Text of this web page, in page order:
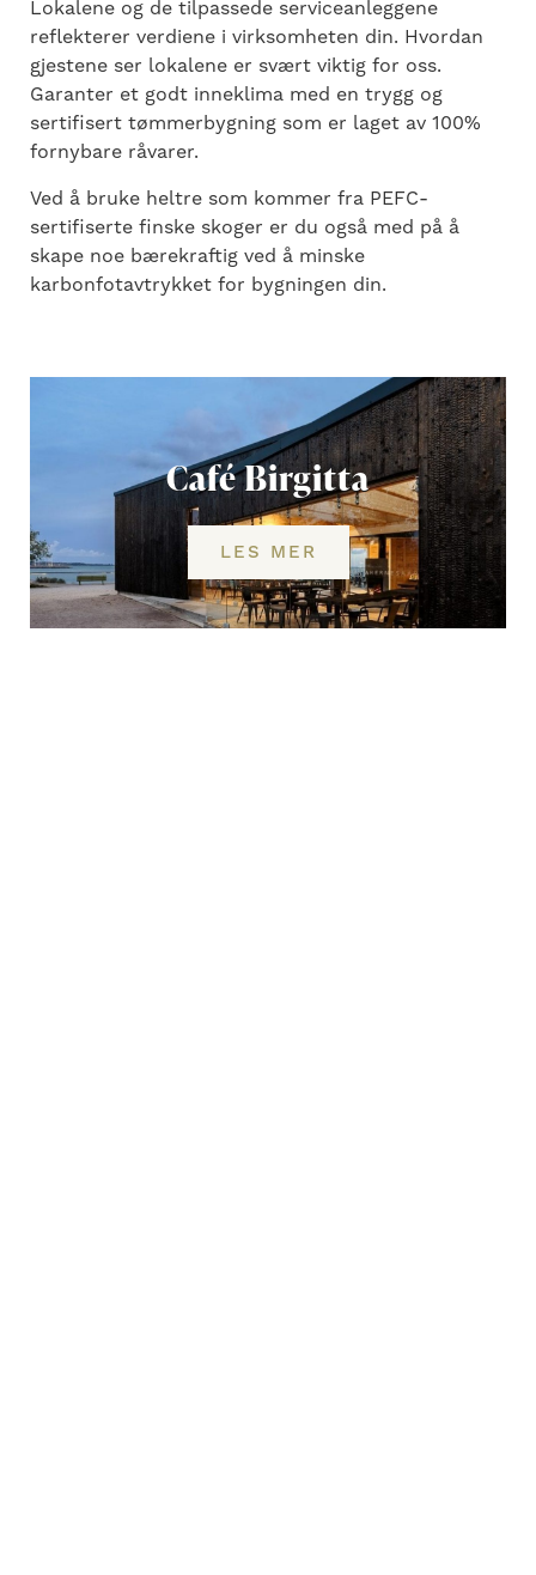
Lokalene og de tilpassede serviceanleggene
reflekterer verdiene i virksomheten din. Hvordan
gjestene ser lokalene er svært viktig for oss.
Garanter et godt inneklima med en trygg og
sertifisert tømmerbygning som er laget av 100%
fornybare råvarer.
Ved å bruke heltre som kommer fra PEFC-
sertifiserte finske skoger er du også med på å
skape noe bærekraftig ved å minske
karbonfotavtrykket for bygningen din.
Café Birgitta
LES MER